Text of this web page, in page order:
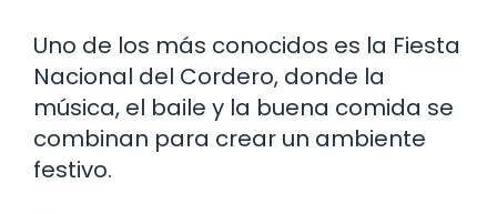
Uno de los más conocidos es la Fiesta
Nacional del Cordero, donde la
música, el baile y la buena comida se
combinan para crear un ambiente
festivo.